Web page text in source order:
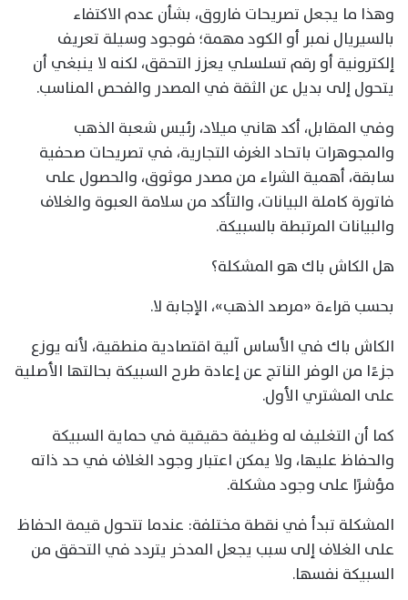
وهذا ما يجعل تصريحات فاروق، بشأن عدم الاكتفاء
بالسيريال نمبر أو الكود مهمة؛ فوجود وسيلة تعريف
إلكترونية أو رقم تسلسلي يعزز التحقق، لكنه لا ينبغي أن
يتحول إلى بديل عن الثقة في المصدر والفحص المناسب.
وفي المقابل، أكد هاني ميلاد، رئيس شعبة الذهب
والمجوهرات باتحاد الغرف التجارية، في تصريحات صحفية
سابقة، أهمية الشراء من مصدر موثوق، والحصول على
فاتورة كاملة البيانات، والتأكد من سلامة العبوة والغلاف
والبيانات المرتبطة بالسبيكة.
هل الكاش باك هو المشكلة؟
بحسب قراءة «مرصد الذهب»، الإجابة لا.
الكاش باك في الأساس آلية اقتصادية منطقية، لأنه يوزع
جزءًا من الوفر الناتج عن إعادة طرح السبيكة بحالتها الأصلية
على المشتري الأول.
كما أن التغليف له وظيفة حقيقية في حماية السبيكة
والحفاظ عليها، ولا يمكن اعتبار وجود الغلاف في حد ذاته
مؤشرًا على وجود مشكلة.
المشكلة تبدأ في نقطة مختلفة: عندما تتحول قيمة الحفاظ
على الغلاف إلى سبب يجعل المدخر يتردد في التحقق من
السبيكة نفسها.